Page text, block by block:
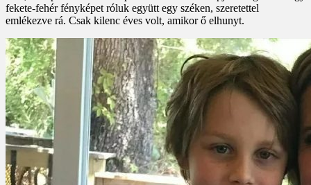
fekete-fehér fényképet róluk együtt egy széken, szeretettel
emlékezve rá. Csak kilenc éves volt, amikor ő elhunyt.